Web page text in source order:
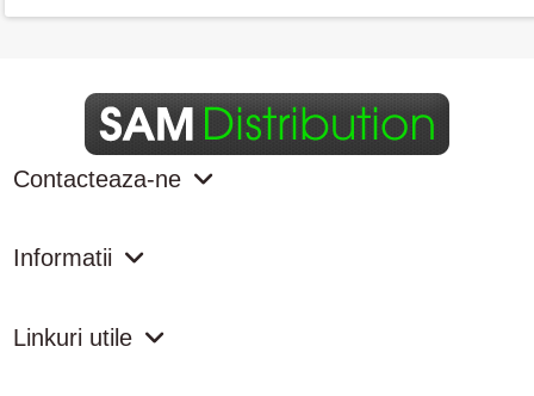
Contacteaza-ne
Informatii
Linkuri utile